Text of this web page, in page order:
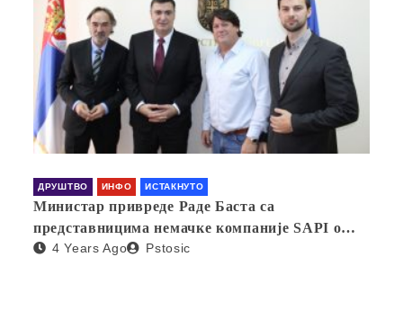
ДРУШТВО ИНФО ИСТАКНУТО
Министар привреде Раде Баста са
представницима немачке компаније SAPI о
отварању фабрике у Србији
4 Years Ago Pstosic